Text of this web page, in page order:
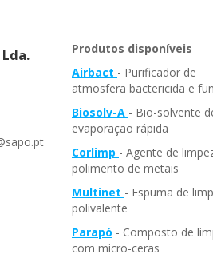
Produtos disponíveis
Airbact - Purificador de
atmosfera bactericida e
Biosolv-A - Bio-solvente
evaporação rápida
Corlimp - Agente de
polimento de metais
Multinet - Espuma de
polivalente
Parapó - Composto de
com micro-ceras